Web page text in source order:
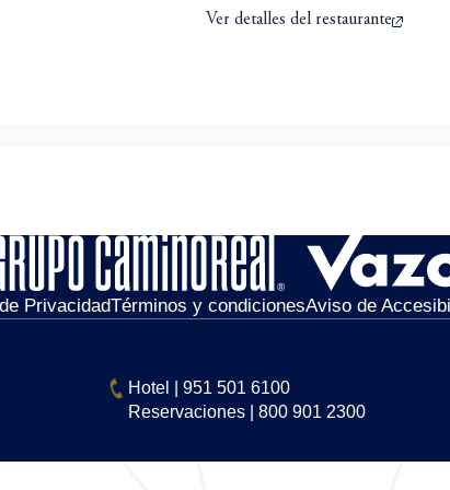
Ver detalles del restaurante
PrivacidadTérminos y condicionesAviso de
Hotel
951 501 6100
Reservaciones| 800 901 2300